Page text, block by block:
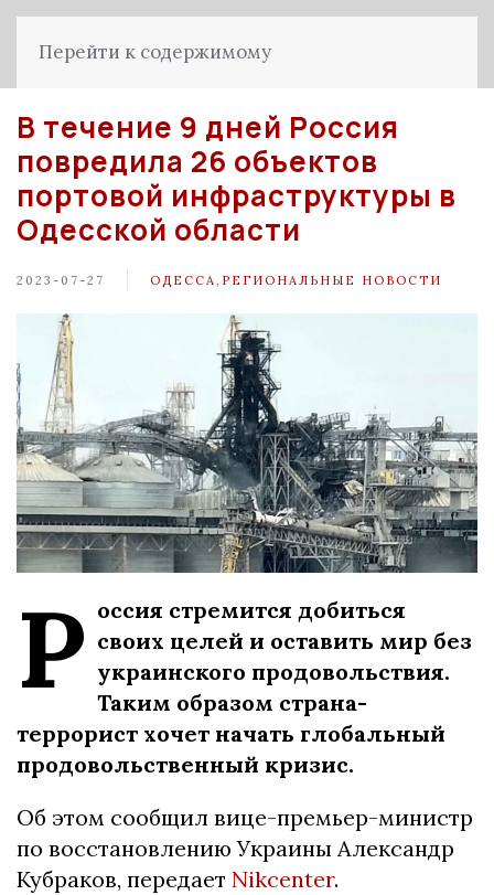
Перейти к содержимому
В течение 9 дней Россия
повредила 26 объектов
портовой инфраструктуры в
Одесской области
2023-07-27 ОДЕССА РЕГИОНАЛЬНЫЕ НОВОСТИ
Р оссия стремится добиться
своих целей и оставить мир без
украинского продовольствия.
Таким образом страна-
террорист хочет начать глобальный
продовольственный кризис.
Об этом сообщил вице-премьер-министр
по восстановлению Украины Александр
Кубраков, передает Nikcenter.